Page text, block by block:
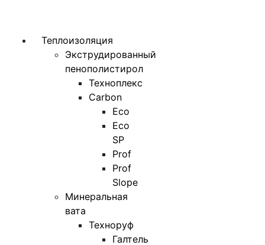
Теплоизоляция
Экструдированный
пенополистирол
Техноплекс
Carbon
Eco
Eco
SP
Prof
Prof
Slope
Минеральная
вата
Техноруф
Галтель